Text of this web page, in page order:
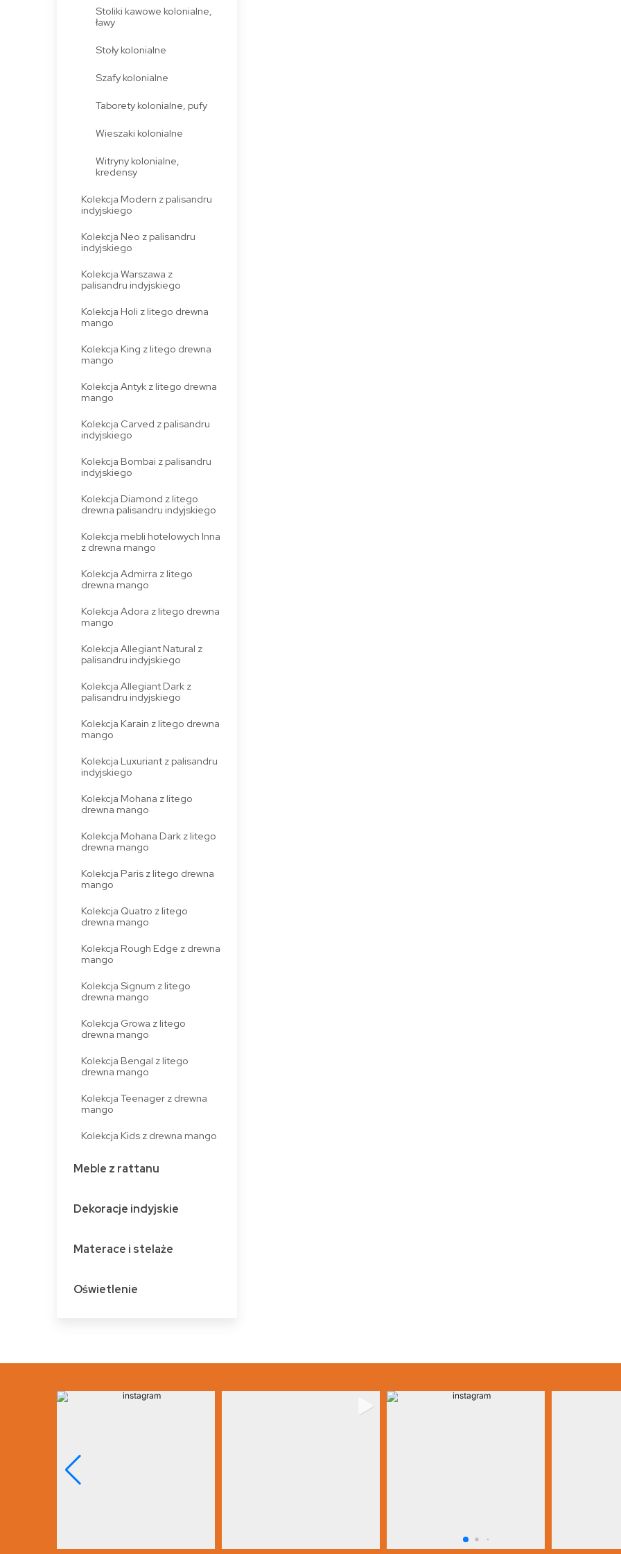
Stoliki kawowe kolonialne,
ławy
Stoły kolonialne
Szafy kolonialne
Taborety kolonialne, pufy
Wieszaki kolonialne
Witryny kolonialne,
kredensy
Kolekcja Modern z palisandru
indyjskiego
Kolekcja Neo z palisandru
indyjskiego
Kolekcja Warszawa z
palisandru indyjskiego
Kolekcja Holi z litego drewna
mango
Kolekcja King z litego drewna
mango
Kolekcja Antyk z litego drewna
mango
Kolekcja Carved z palisandru
indyjskiego
Kolekcja Bombai z palisandru
indyjskiego
Kolekcja Diamond z litego
drewna palisandru indyjskiego
Kolekcja mebli hotelowych Inna
z drewna mango
Kolekcja Admirra z litego
drewna mango
Kolekcja Adora z litego drewna
mango
Kolekcja Allegiant Natural z
palisandru indyjskiego
Kolekcja Allegiant Dark z
palisandru indyjskiego
Kolekcja Karain z litego drewna
mango
Kolekcja Luxuriant z palisandru
indyjskiego
Kolekcja Mohana z litego
drewna mango
Kolekcja Mohana Dark z litego
drewna mango
Kolekcja Paris z litego drewna
mango
Kolekcja Quatro z litego
drewna mango
Kolekcja Rough Edge z drewna
mango
Kolekcja Signum z litego
drewna mango
Kolekcja Growa z litego
drewna mango
Kolekcja Bengal z litego
drewna mango
Kolekcja Teenager z drewna
mango
Kolekcja Kids z drewna mango
Meble z rattanu
Dekoracje indyjskie
Materace i stelaże
Oświetlenie